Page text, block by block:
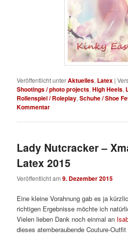
Veröffentlicht unterAktuelles, Latex |
Shootings / photo projects,High Heels,
Rollenspiel / Roleplay,Schuhe / Shoe
Kommentar
Lady Nutcracker –
Latex 2015
Veröffentlicht am9. Dezember 2015
Eine kleine Vorahnung gab es ja
richtigen Ergebnisse möchte ich
Vielen lieben Dank noch einmal an
dieses atemberaubende Couture-